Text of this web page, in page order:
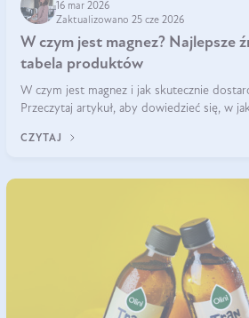
16 mar 2026
Zaktualizowano 25 cze 2026
W czym jest magnez? Najlepsze
tabela produktów
W czym jest magnez i jak skutecznie
Przeczytaj artykuł, aby dowiedzieć się, w
CZYTAJ